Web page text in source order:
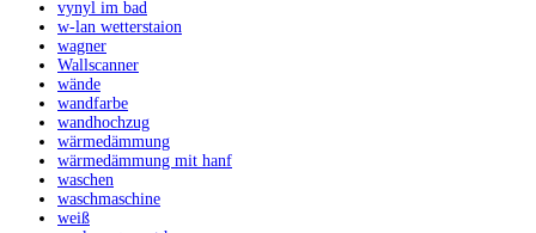
vynyl im bad
w-lan wetterstaion
wagner
Wallscanner
wände
wandfarbe
wandhochzug
wärmedämmung
wärmedämmung mit hanf
waschen
waschmaschine
weiß